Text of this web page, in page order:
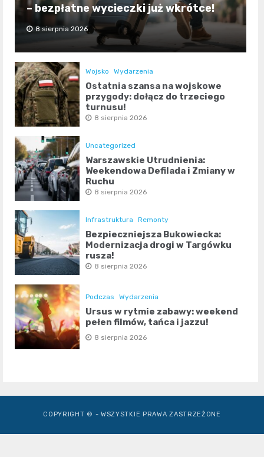
– bezpłatne wycieczki już wkrótce!
8 sierpnia 2026
Wojsko Wydarzenia
Ostatnia szansa na wojskowe
przygody: dołącz do trzeciego
turnusu!
8 sierpnia 2026
Uncategorized
Warszawskie Utrudnienia:
Weekendowa Defilada i Zmiany w
Ruchu
8 sierpnia 2026
Infrastruktura Remonty
Bezpieczniejsza Bukowiecka:
Modernizacja drogi w Targówku
rusza!
8 sierpnia 2026
Podczas Wydarzenia
Ursus w rytmie zabawy: weekend
pełen filmów, tańca i jazzu!
8 sierpnia 2026
COPYRIGHT © - WSZYSTKIE PRAWA ZASTRZEŻONE